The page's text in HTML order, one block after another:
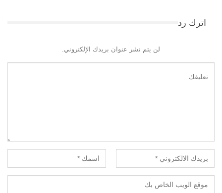
اترك رد
لن يتم نشر عنوان بريدك الإلكتروني.